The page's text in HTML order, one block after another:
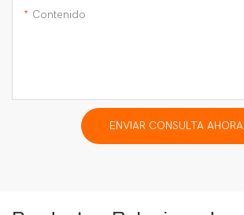
Contenido
ENVIAR CONSULTA AHORA